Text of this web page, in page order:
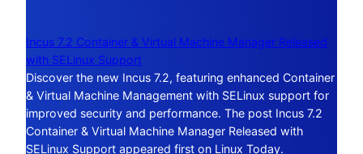
Incus 7.2 Container & Virtual Machine Manager Released
with SELinux Support
Discover the new Incus 7.2, featuring enhanced Container
& Virtual Machine Management with SELinux support for
improved security and performance. The post Incus 7.2
Container & Virtual Machine Manager Released with
SELinux Support appeared first on Linux Today.